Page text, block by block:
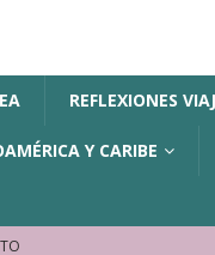
REFLEXIONES
Y CARIBE